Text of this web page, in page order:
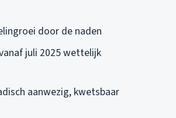
door de naden
juli 2025 wettelijk
aanwezig, kwetsbaar